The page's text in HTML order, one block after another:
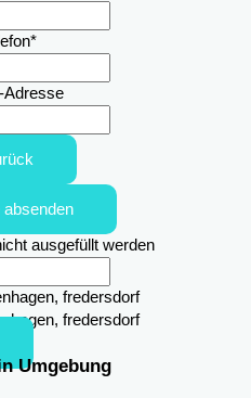
*
Adresse
absenden
ausgefüllt werden
Umgebung